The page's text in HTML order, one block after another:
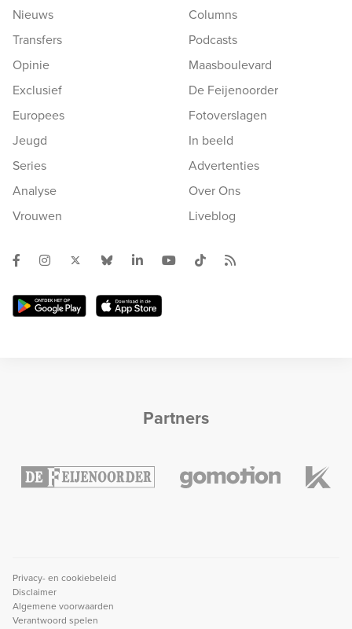
Nieuws
Transfers
Opinie
Exclusief
Europees
Jeugd
Series
Analyse
Vrouwen
Columns
Podcasts
Maasboulevard
De Feijenoorder
Fotoverslagen
In beeld
Advertenties
Over Ons
Liveblog
Partners
Privacy- en cookiebeleid
Disclaimer
Algemene voorwaarden
Verantwoord spelen